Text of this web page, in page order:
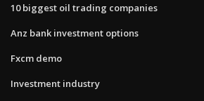
10 biggest oil trading companies
Anz bank investment options
Fxcm demo
Investment industry